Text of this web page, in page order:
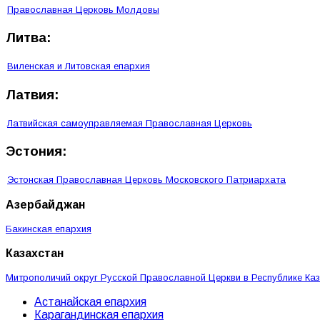
Православная Церковь Молдовы
Литва:
Виленская и Литовская епархия
Латвия:
Латвийская самоуправляемая Православная Церковь
Эстония:
Эстонская Православная Церковь Московского Патриархата
Азербайджан
Бакинская епархия
Казахстан
Митрополичий округ Русской Православной Церкви в Республике
Астанайская епархия
Карагандинская епархия